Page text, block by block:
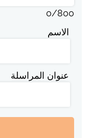
0/800
الاسم
عنوان المراسلة